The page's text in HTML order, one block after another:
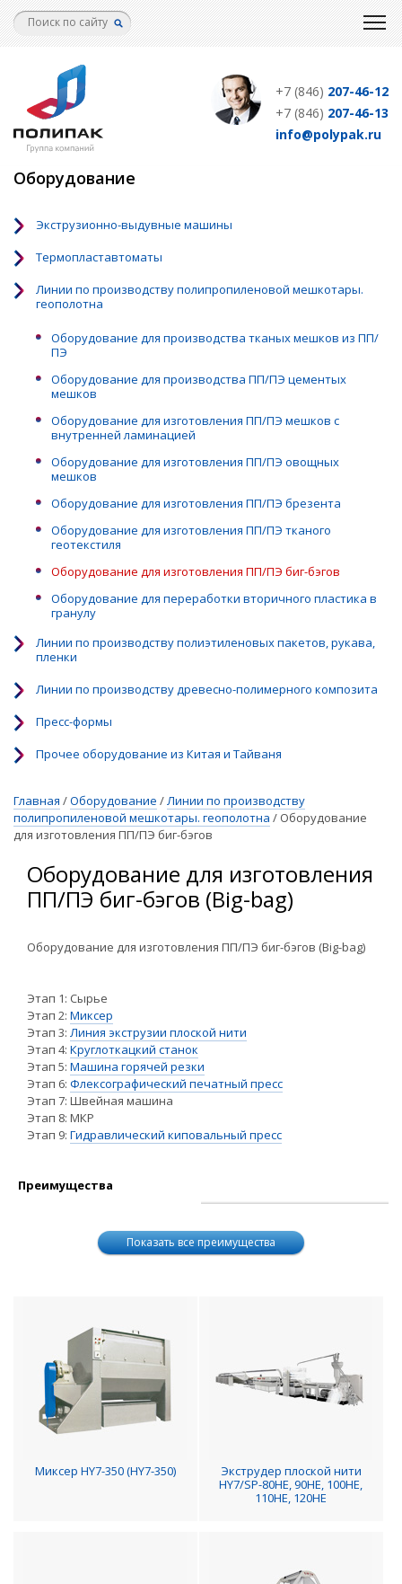
Перейти
к
+7 (846) 207-46-12
+7 (846) 207-46-13
info@polypak.ru
Оборудование
Экструзионно-выдувные машины
Термопластавтоматы
Линии по производству полипропиленовой мешкотары.
геополотна
Оборудование для производства тканых мешков из ПП/
ПЭ
Оборудование для производства ПП/ПЭ цементых
мешков
Оборудование для изготовления ПП/ПЭ мешков с
внутренней ламинацией
Оборудование для изготовления ПП/ПЭ овощных
мешков
Оборудование для изготовления ПП/ПЭ брезента
Оборудование для изготовления ПП/ПЭ тканого
геотекстиля
Оборудование для изготовления ПП/ПЭ биг-бэгов
Оборудование для переработки вторичного пластика в
гранулу
Линии по производству полиэтиленовых пакетов, рукава,
пленки
Линии по производству древесно-полимерного композита
Пресс-формы
Прочее оборудование из Китая и Тайваня
Главная /Оборудование / Линии по производству
полипропиленовой мешкотары. геополотна / Оборудование
для изготовления ПП/ПЭ биг-бэгов
Оборудование для изготовления
ПП/ПЭ биг-бэгов (Big-bag)
Оборудование для изготовления ПП/ПЭ биг-бэгов (Big-bag)
Этап 1: Сырье
Этап 2: Миксер
Этап 3: Линия экструзии плоской нити
Этап 4: Круглоткацкий станок
Этап 5: Машина горячей резки
Этап 6: Флексографический печатный пресс
Этап 7: Швейная машина
Этап 8: МКР
Этап 9: Гидравлический киповальный пресс
Преимущества
Показать все преимущества
Миксер HY7-350 (HY7-350)
Экструдер плоской нити
HY7/SP-80HE, 90HE, 100HE,
110HE, 120HE